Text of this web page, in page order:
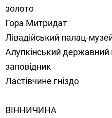
золото
Гора Митридат
Лівадійський палац-
Алупкінський
заповідник
Ластівчине гніздо
ВІННИЧИНА